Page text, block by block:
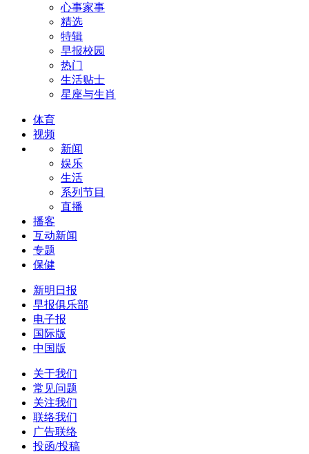
心事家事
精选
特辑
早报校园
热门
生活贴士
星座与生肖
体育
视频
新闻
娱乐
生活
系列节目
直播
播客
互动新闻
专题
保健
新明日报
早报俱乐部
电子报
国际版
中国版
关于我们
常见问题
关注我们
联络我们
广告联络
投函/投稿